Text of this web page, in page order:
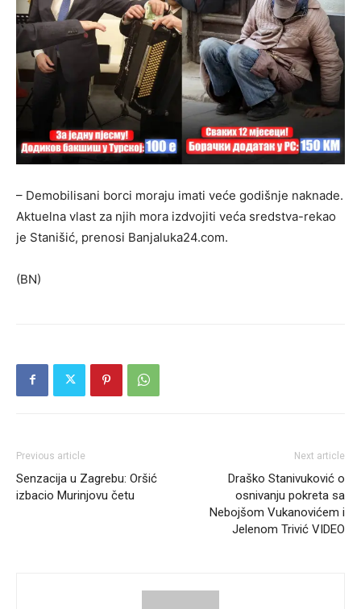
– Demobilisani borci moraju imati veće godišnje naknade.
Aktuelna vlast za njih mora izdvojiti veća sredstva-rekao
je Stanišić, prenosi Banjaluka24.com.
(BN)
Previous article
Senzacija u Zagrebu: Oršić
izbacio Murinjovu četu
Next article
Draško Stanivuković o
osnivanju pokreta sa
Nebojšom Vukanovićem i
Jelenom Trivić VIDEO